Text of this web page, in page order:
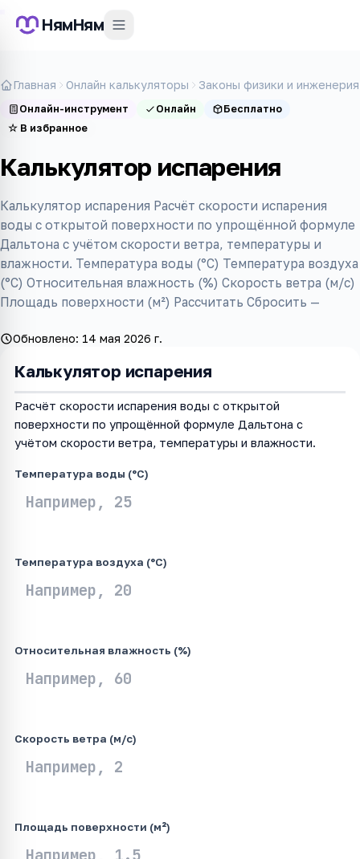
НямНям
Главная Онлайн калькуляторы Законы физики и инженерия
Онлайн-инструмент Онлайн
Бесплатно
☆ В избранное
Калькулятор испарения
Калькулятор испарения Расчёт скорости испарения
воды с открытой поверхности по упрощённой формуле
Дальтона с учётом скорости ветра, температуры и
влажности. Температура воды (°C) Температура воздуха
(°C) Относительная влажность (%) Скорость ветра (м/с)
Площадь поверхности (м²) Рассчитать Сбросить —
Обновлено: 14 мая 2026 г.
Калькулятор испарения
Расчёт скорости испарения воды с открытой
поверхности по упрощённой формуле Дальтона с
учётом скорости ветра, температуры и влажности.
Температура воды (°C)
Температура воздуха (°C)
Относительная влажность (%)
Скорость ветра (м/с)
Площадь поверхности (м²)